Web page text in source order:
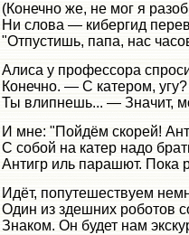
(Конечно же, не мог я
Ни слова — кибергид
"Отпустишь, папа, нас
Алиса у профессора
Конечно. — С катером,
Ты влипнешь... — Значит,
И мне: "Пойдём скорей!
С собой на катер надо
Антигр иль парашют. Пока
Идёт, попутешествуем
Один из здешних роботов
Знаком. Он будет нам